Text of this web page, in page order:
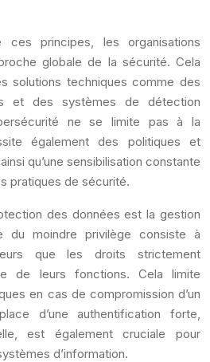
principes, les organisations
globale de la sécurité. Cela
solutions techniques comme des
et des systèmes de détection
ne se limite pas à la
également des politiques et
qu’une sensibilisation constante
pratiques de sécurité.
des données est la gestion
du moindre privilège consiste à
que les droits strictement
de leurs fonctions. Cela limite
en cas de compromission d’un
d’une authentification forte,
est également cruciale pour
d’information.